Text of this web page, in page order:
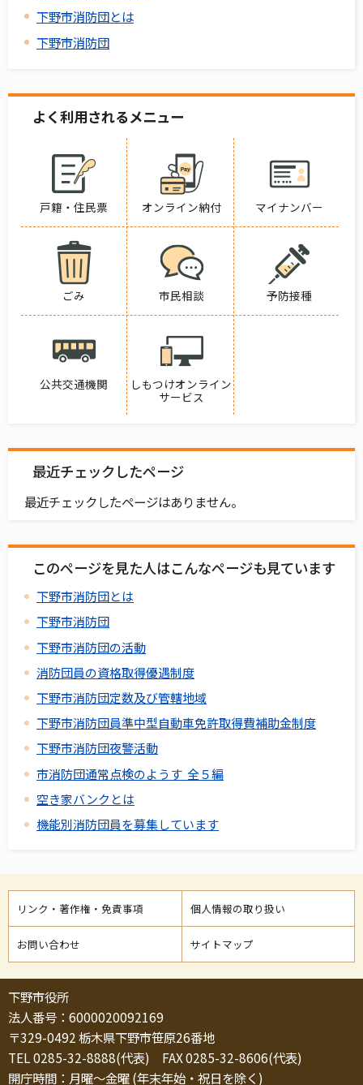
下野市消防団とは
下野市消防団
よく利用されるメニュー
戸籍・住民票 オンライン納付 マイナンバー
ごみ 市民相談 予防接種
公共交通機関
しもつけオンライン
サービス
最近チェックしたページ
最近チェックしたページはありません。
このページを見た人はこんなページも見ています
下野市消防団とは
下野市消防団
下野市消防団の活動
消防団員の資格取得優遇制度
下野市消防団定数及び管轄地域
下野市消防団員準中型自動車免許取得費補助金制度
下野市消防団夜警活動
市消防団通常点検のようす 全５編
空き家バンクとは
機能別消防団員を募集しています
リンク・著作権・免責事項 個人情報の取り扱い
お問い合わせ サイトマップ
下野市役所
法人番号：6000020092169
〒329-0492 栃木県下野市笹原26番地
TEL 0285-32-8888(代表) FAX 0285-32-8606(代表)
開庁時間：月曜～金曜 (年末年始・祝日を除く)